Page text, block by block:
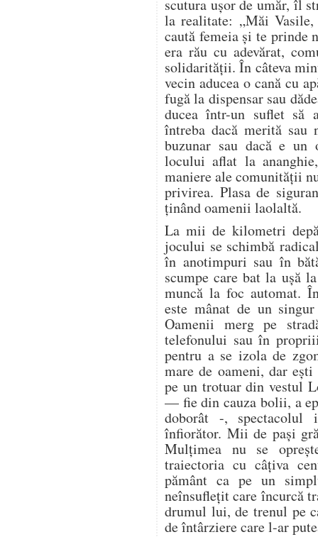
scutura ușor de umăr, îl
la realitate: „Măi
caută femeia și te prinde
era rău cu adevărat,
solidarității. În câteva
vecin aducea o cană cu
fugă la dispensar sau
ducea într-un suflet să
întreba dacă merită
buzunar sau dacă e
locului aflat la
maniere ale comunității
privirea. Plasa de
ținând oamenii laolaltă.
La mii de kilometri
jocului se schimbă
în anotimpuri sau în
scumpe care bat la ușă
muncă la foc automat.
este mânat de un
Oamenii merg pe
telefonului sau în
pentru a se izola de
mare de oameni, dar
pe un trotuar din vestul
— fie din cauza bolii, a
doborât -, spectacolul
înfiorător. Mii de pași
Mulțimea nu se
traiectoria cu câțiva
pământ ca pe un
neînsuflețit care încurcă
drumul lui, de trenul pe
de întârziere care l-ar